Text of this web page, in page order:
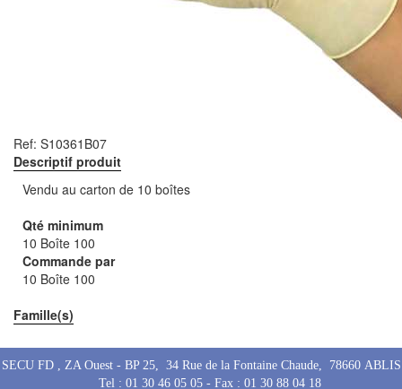
Ref: S10361B07
Descriptif produit
Vendu au carton de 10 boîtes
Qté minimum
10 Boîte 100
Commande par
10 Boîte 100
Famille(s)
SECU FD , ZA Ouest - BP 25, 34 Rue de la Fontaine Chaude, 78660 ABLIS
Tel : 01 30 46 05 05 - Fax : 01 30 88 04 18